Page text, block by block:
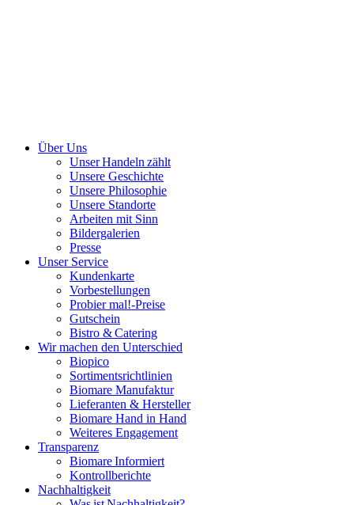
Über Uns
Unser Handeln zählt
Unsere Geschichte
Unsere Philosophie
Unsere Standorte
Arbeiten mit Sinn
Bildergalerien
Presse
Unser Service
Kundenkarte
Vorbestellungen
Probier mal!-Preise
Gutschein
Bistro & Catering
Wir machen den Unterschied
Biopico
Sortimentsrichtlinien
Biomare Manufaktur
Lieferanten & Hersteller
Biomare Hand in Hand
Weiteres Engagement
Transparenz
Biomare Informiert
Kontrollberichte
Nachhaltigkeit